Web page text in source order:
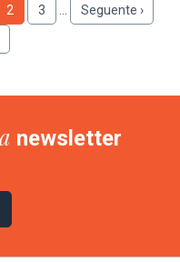
Pagina
2 Pagina
3
Pagina
successiva
Seguente ›
newsletter